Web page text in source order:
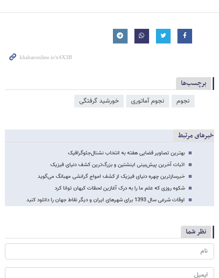
برچسب‌ها
نجوم نجوم آماتوری خورشید گرفتگی
خبرهای مرتبط
بهترین تصاویر فضایی هفته به انتخاب نشنال‏‌جئوگرافیک
اثبات آخرین پیش‌بینی اینشتین و بزرگ‌ترین کشف دنیای فیزیک
خبرسازترین چهره دنیای فیزیک از کشف امواج گرانشی مهبانگ می‌گوید
شکوه روزی که علم ما را به درک آغازین لحظات کیهان توانا کرد
اوقات شرعی سال 1393 برای شهرهای ایران و دیگر نقاط جهان را دانلود کنید
نظر شما